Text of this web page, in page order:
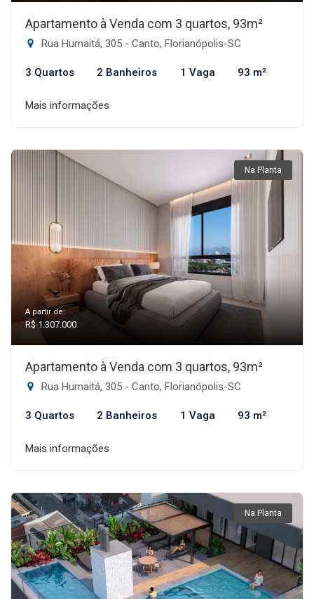
Apartamento à Venda com 3 quartos, 93m²
Rua Humaitá, 305 - Canto, Florianópolis-SC
3 Quartos 2 Banheiros 1 Vaga 93 m²
Mais informações
Na Planta
A partir de:
R$ 1.307.000
Apartamento à Venda com 3 quartos, 93m²
Rua Humaitá, 305 - Canto, Florianópolis-SC
3 Quartos 2 Banheiros 1 Vaga 93 m²
Mais informações
Na Planta